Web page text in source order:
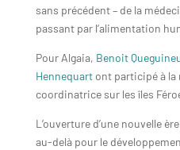
sans précédent – de la
passant par l’alimentation
Pour Algaia, Benoit
Hennequartont participé à la
coordinatrice sur les îles
L’ouverture d’une nouvelle
au-delà pour le